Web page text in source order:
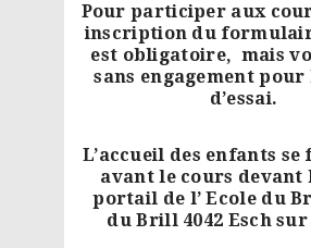
Pour participer aux
inscription du
est obligatoire, mais
sans engagement pour
d’essai.
L’accueil des enfants se
avant le cours devant
portail de l’ Ecole du
du Brill 4042 Esch